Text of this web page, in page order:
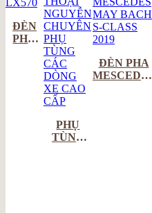
ĐÈN
PHA
PHỤ
TÙNG
ĐÈN PHA
MESCEDES